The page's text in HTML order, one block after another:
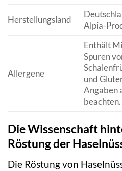
Herstellungsland
Alpia-
Allergene
Enthält
Spuren
und
Angaben
beachten.
Die Wissenschaft
Röstung der
Die Röstung von